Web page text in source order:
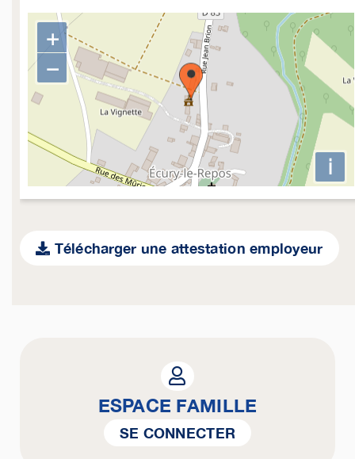
+
−
i
Télécharger une attestation employeur
ESPACE FAMILLE
SE CONNECTER